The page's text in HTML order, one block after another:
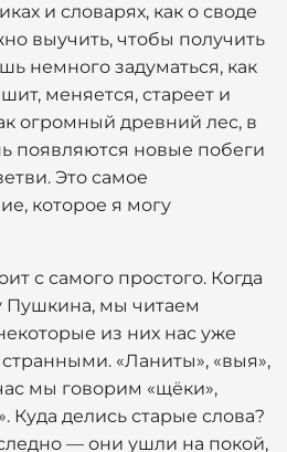
и словарях, как о своде
выучить, чтобы получить
немного задуматься, как
меняется, стареет и
огромный древний лес, в
появляются новые побеги
Это самое
которое я могу
с самого простого. Когда
Пушкина, мы читаем
из них нас уже
«Ланиты», «выя»,
мы говорим «щёки»,
Куда делись старые слова?
— они ушли на покой,